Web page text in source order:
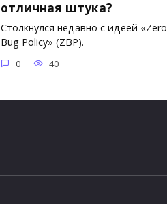
отличная штука?
Столкнулся недавно с идеей «Zero
Bug Policy» (ZBP).
0 40